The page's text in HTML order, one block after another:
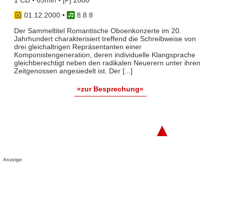
01.12.2000•
8 8 8
Der Sammeltitel Romantische Oboenkonzerte im 20.
Jahrhundert charakterisiert treffend die Schreibweise von
drei gleichaltrigen Repräsentanten einer
Komponistengeneration, deren individuelle Klangsprache
gleichberechtigt neben den radikalen Neuerern unter ihren
Zeitgenossen angesiedelt ist. Der [...]
»zur Besprechung«
▲
Anzeige